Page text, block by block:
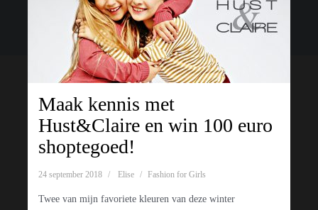
Maak kennis met
Hust&Claire en win 100 euro
shoptegoed!
24 september 2018 Elise Fashion for Girls
Twee van mijn favoriete kleuren van deze winter
Ondersteund door WordPress|Thema:Obliquedoor Themeisle.